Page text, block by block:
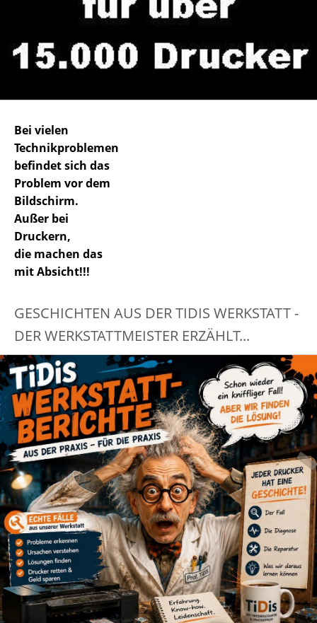
Bei vielen
Technikproblemen
befindet sich das
Problem vor dem
Bildschirm.
Außer bei
Druckern,
die machen das
mit Absicht!!!
GESCHICHTEN AUS DER TIDIS WERKSTATT -
DER WERKSTATTMEISTER ERZÄHLT...